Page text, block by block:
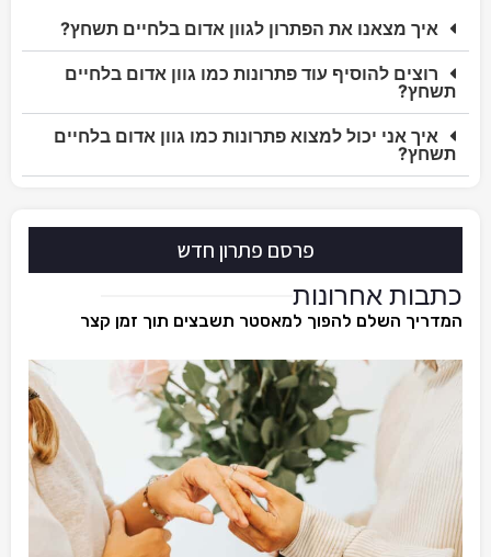
איך מצאנו את הפתרון לגוון אדום בלחיים תשחץ?
רוצים להוסיף עוד פתרונות כמו גוון אדום בלחיים
תשחץ?
איך אני יכול למצוא פתרונות כמו גוון אדום בלחיים
תשחץ?
פרסם פתרון חדש
כתבות אחרונות
המדריך השלם להפוך למאסטר תשבצים תוך זמן קצר